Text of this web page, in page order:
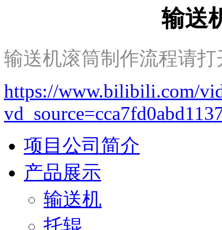
输送
输送机滚筒制作流程请
https://www.bilibili.com/
项目公司简介
产品展示
输送机
托辊